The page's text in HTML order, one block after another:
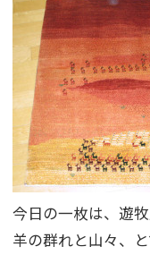
今日の一枚は、遊
羊の群れと山々、と